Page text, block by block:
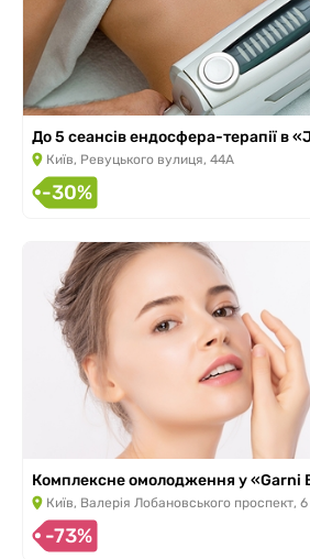
До 5 сеансів ендосфера-терапії в
Київ, Ревуцького вулиця, 44А
-30%
Комплексне омолодження у «Garni
Київ, Валерія Лобановського проспект, 6
-73%